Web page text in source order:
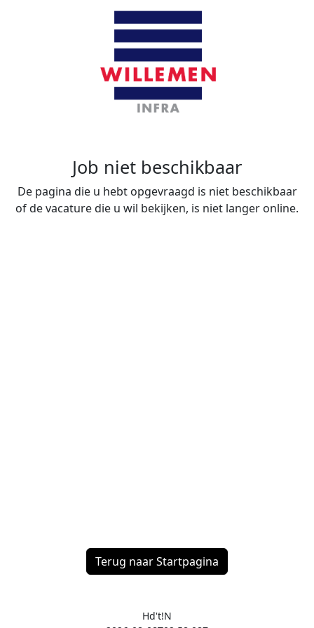
Job niet beschikbaar
De pagina die u hebt opgevraagd is niet beschikbaar
of de vacature die u wil bekijken, is niet langer online.
Terug naar Startpagina
Hd't!N